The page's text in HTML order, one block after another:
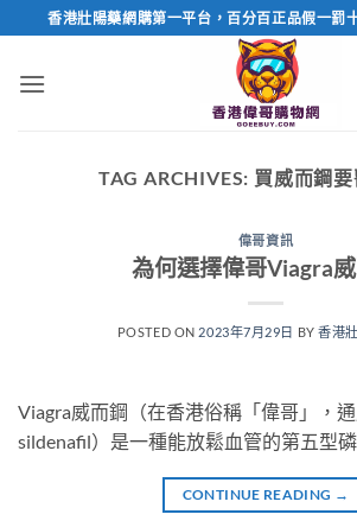
to
content
香港壯陽藥網購第一平台，百分百正品假一罰
TAG ARCHIVES: 買威而鋼
偉哥資訊
為何選擇偉哥Viagra
POSTED ON 2023年7月29日 BY香港
Viagra威而鋼（在香港俗稱「偉哥」，
sildenafil）是一種能放鬆血管的第五型
CONTINUE READING →